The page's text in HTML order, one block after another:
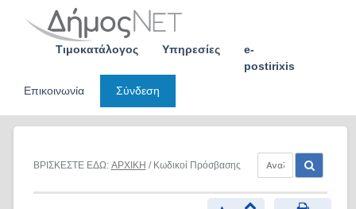
Τιμοκατάλογος Υπηρεσίες
e-
postirixis
Επικοινωνία
Σύνδεση
ΒΡΙΣΚΕΣΤΕ ΕΔΩ: ΑΡΧΙΚΗ / Κωδικοί Πρόσβασης